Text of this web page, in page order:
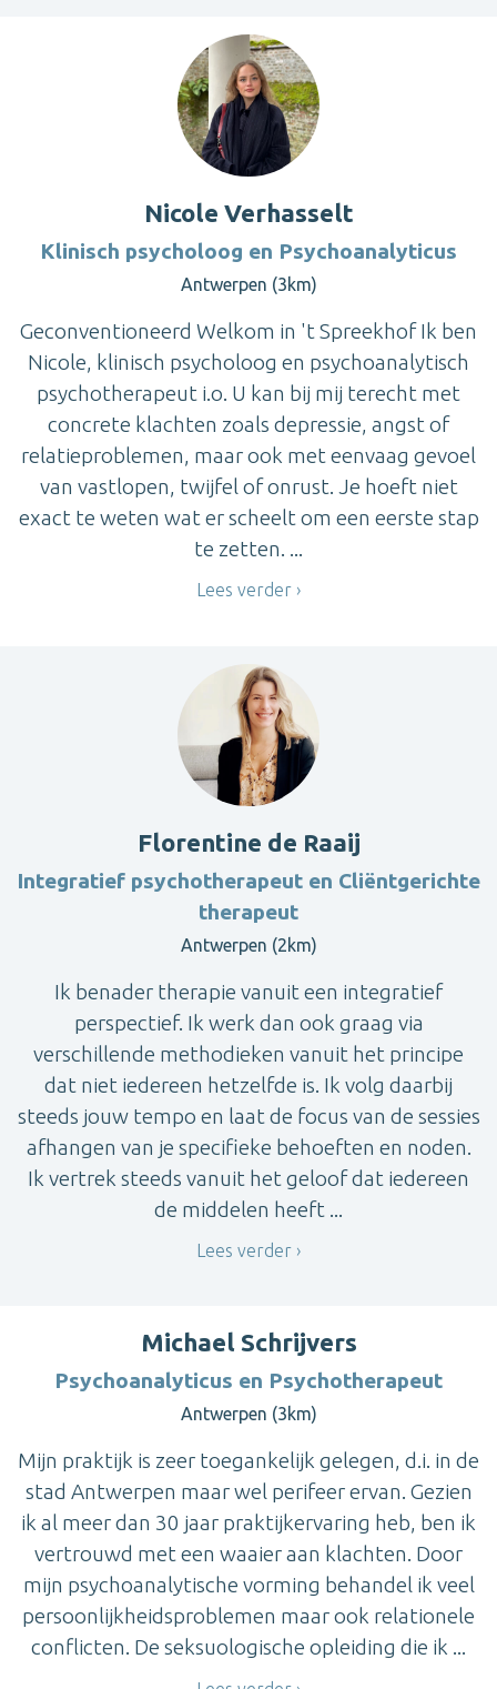
Nicole Verhasselt
Klinisch psycholoog en Psychoanalyticus
Antwerpen (3km)
Geconventioneerd Welkom in 't Spreekhof Ik ben
Nicole, klinisch psycholoog en psychoanalytisch
psychotherapeut i.o. U kan bij mij terecht met
concrete klachten zoals depressie, angst of
relatieproblemen, maar ook met eenvaag gevoel
van vastlopen, twijfel of onrust. Je hoeft niet
exact te weten wat er scheelt om een eerste stap
te zetten. ...
Lees verder
Florentine de Raaij
Integratief psychotherapeut en Cliëntgerichte
therapeut
Antwerpen (2km)
Ik benader therapie vanuit een integratief
perspectief. Ik werk dan ook graag via
verschillende methodieken vanuit het principe
dat niet iedereen hetzelfde is. Ik volg daarbij
steeds jouw tempo en laat de focus van de sessies
afhangen van je specifieke behoeften en noden.
Ik vertrek steeds vanuit het geloof dat iedereen
de middelen heeft ...
Lees verder
Michael Schrijvers
Psychoanalyticus en Psychotherapeut
Antwerpen (3km)
Mijn praktijk is zeer toegankelijk gelegen, d.i. in de
stad Antwerpen maar wel perifeer ervan. Gezien
ik al meer dan 30 jaar praktijkervaring heb, ben ik
vertrouwd met een waaier aan klachten. Door
mijn psychoanalytische vorming behandel ik veel
persoonlijkheidsproblemen maar ook relationele
conflicten. De seksuologische opleiding die ik ...